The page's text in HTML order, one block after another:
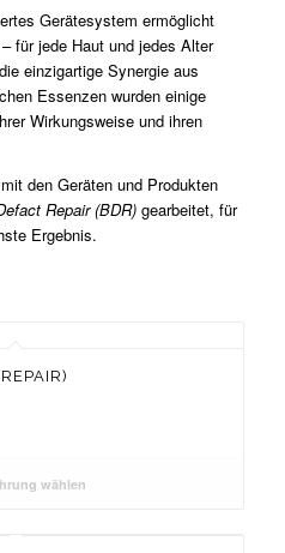
Gerätesystem ermöglicht
für jede Haut und jedes Alter
einzigartige Synergie aus
Essenzen wurden einige
Wirkungsweise und ihren
den Geräten und Produkten
Repair (BDR) gearbeitet, für
Ergebnis.
wählen